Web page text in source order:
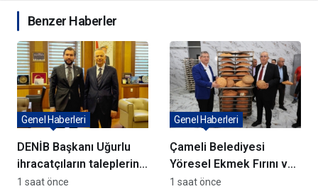
Benzer Haberler
DENİB Başkanı Uğurlu
ihracatçıların taleplerini
Bakan Yardımcısı Ağar’a
Genel Haberleri
1 saat önce
Çameli Belediyesi
Yöresel Ekmek Fırını ve
yatırımlar açıldı
Genel Haberleri
1 saat önce